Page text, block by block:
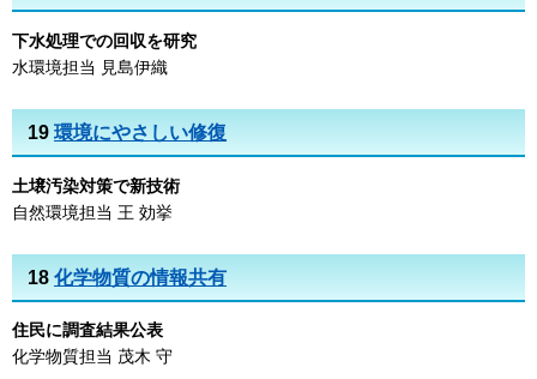
下水処理での回収を研究
水環境担当 見島伊織
19 環境にやさしい修復
土壌汚染対策で新技術
自然環境担当 王 効挙
18 化学物質の情報共有
住民に調査結果公表
化学物質担当 茂木 守